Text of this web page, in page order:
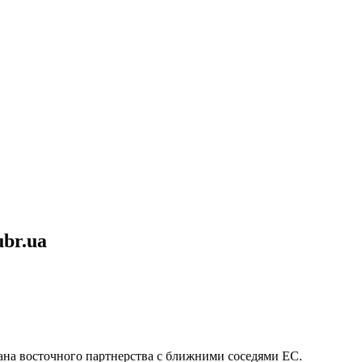
восточного партнерства с ближними соседями ЕС.